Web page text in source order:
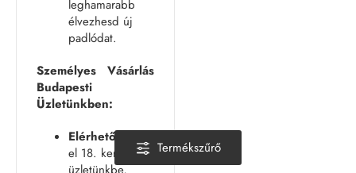
leghamarabb
élvezhesd új
padlódat.
Személyes Vásárlás
Budapesti
Üzletünkben:
Elérhetőség:
el 18. kerületi
Termékszűrő